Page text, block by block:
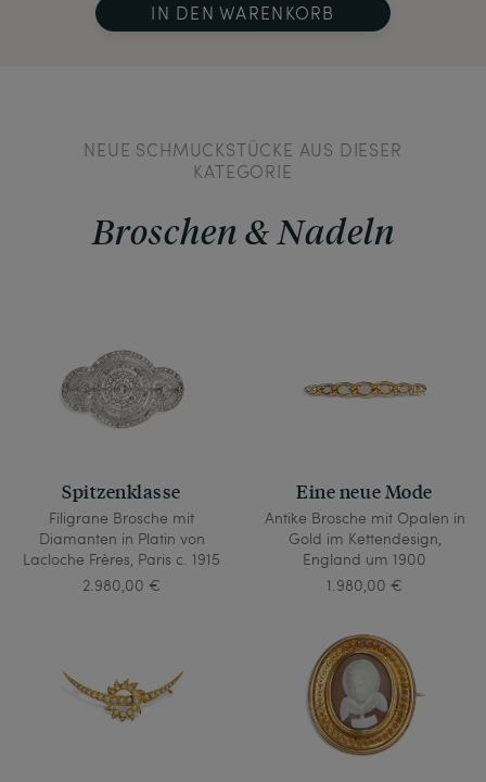
IN DEN WARENKORB
NEUE SCHMUCKSTÜCKE AUS DIESER
KATEGORIE
Broschen & Nadeln
Spitzenklasse
Filigrane Brosche mit
Diamanten in Platin von
Lacloche Frères, Paris c. 1915
2.980,00 €
Eine neue Mode
Antike Brosche mit Opalen in
Gold im Kettendesign,
England um 1900
1.980,00 €